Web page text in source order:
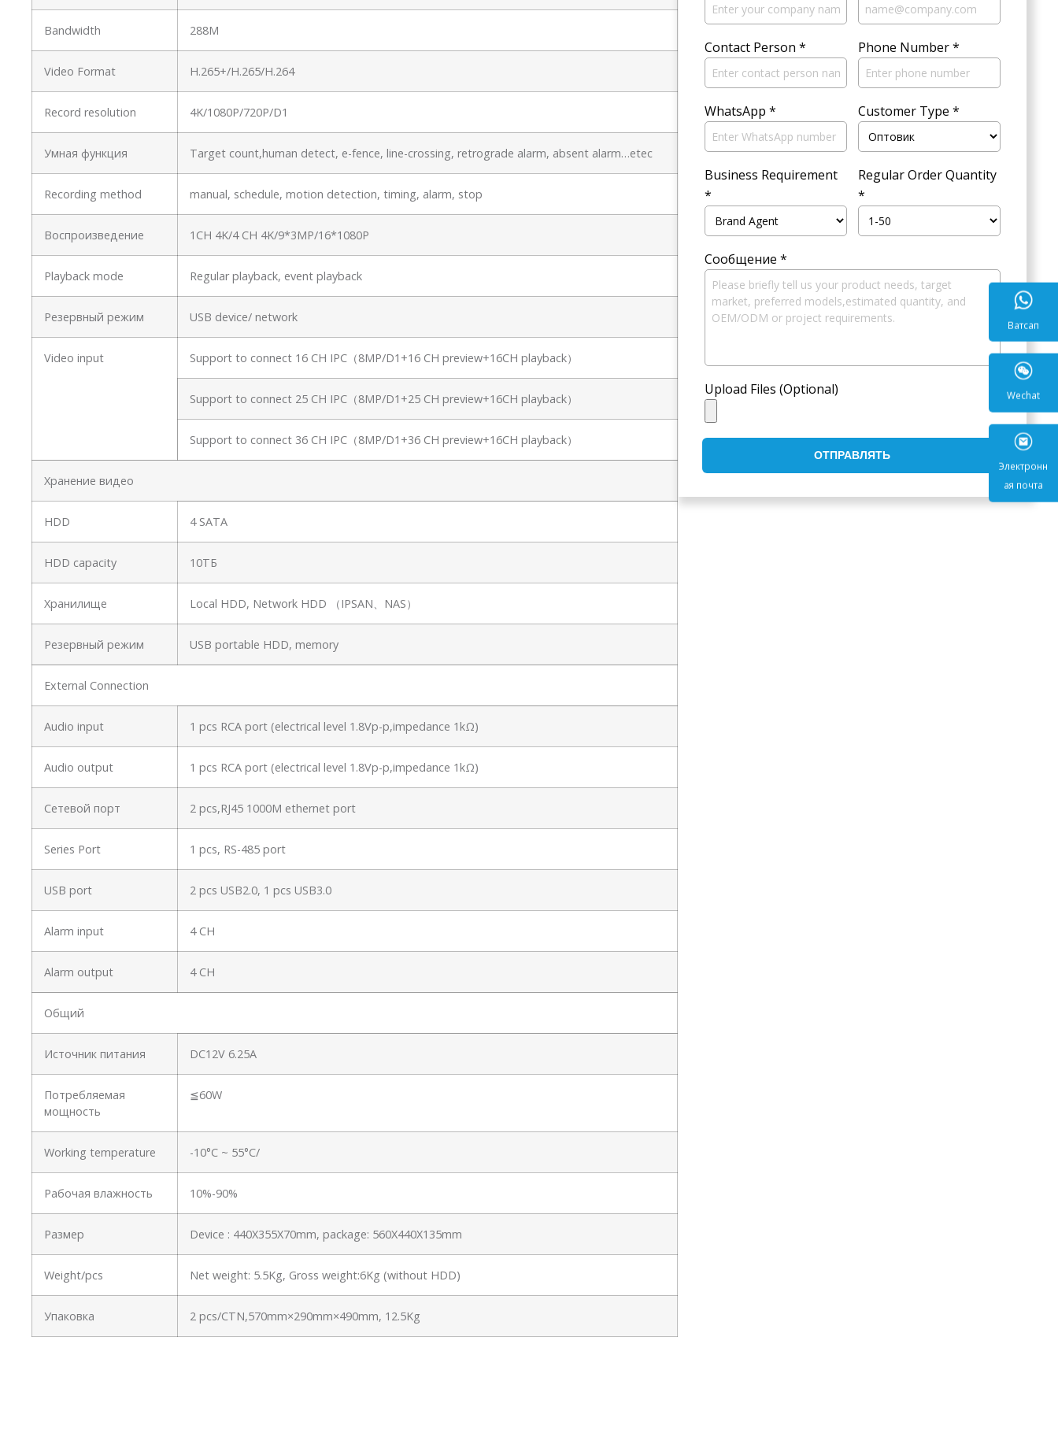
Bandwidth 288M
Video Format H.265+/H.265/H.264
Record resolution 4K/1080P/720P/D1
Умная функция Target count,human detect, e-fence, line-crossing, retrograde alarm, absent alarm…etec
Recording method manual, schedule, motion detection, timing, alarm, stop
Воспроизведение 1CH 4K/4 CH 4K/9*3MP/16*1080P
Playback mode Regular playback, event playback
Резервный режим USB device/ network
Video input Support to connect 16 CH IPC（8MP/D1+16 CH preview+16CH playback）
Support to connect 25 CH IPC（8MP/D1+25 CH preview+16CH playback）
Support to connect 36 CH IPC（8MP/D1+36 CH preview+16CH playback）
Хранение видео
HDD 4 SATA
HDD capacity 10ТБ
Хранилище Local HDD, Network HDD （IPSAN、NAS）
Резервный режим USB portable HDD, memory
External Connection
Audio input 1 pcs RCA port (electrical level 1.8Vp-p,impedance 1kΩ)
Audio output 1 pcs RCA port (electrical level 1.8Vp-p,impedance 1kΩ)
Сетевой порт 2 pcs,RJ45 1000M ethernet port
Series Port 1 pcs, RS-485 port
USB port 2 pcs USB2.0, 1 pcs USB3.0
Alarm input 4 CH
Alarm output 4 CH
Общий
Источник питания DC12V 6.25A
Потребляемая
мощность
≦60W
Working temperature -10°C ~ 55°C/
Рабочая влажность 10%-90%
Размер Device : 440X355X70mm, package: 560X440X135mm
Weight/pcs Net weight: 5.5Kg, Gross weight:6Kg (without HDD)
Упаковка 2 pcs/CTN,570mm×290mm×490mm, 12.5Kg
Contact Person * Phone Number*
WhatsApp * Customer Type *
Business Requirement
*
Regular Order Quantity
*
Сообщение *
Upload Files (Optional)
ОТПРАВЛЯТЬ